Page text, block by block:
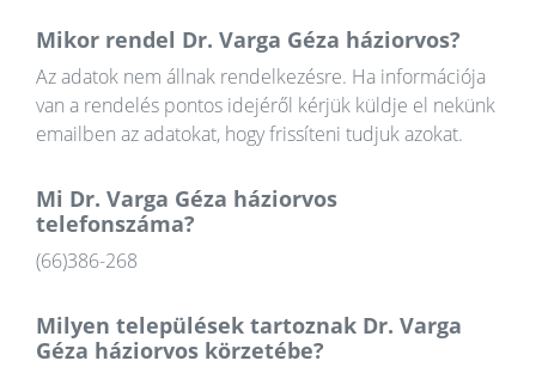
Mikor rendel Dr. Varga Géza háziorvos?
Az adatok nem állnak rendelkezésre. Ha információja
van a rendelés pontos idejéről kérjük küldje el nekünk
emailben az adatokat, hogy frissíteni tudjuk azokat.
Mi Dr. Varga Géza háziorvos
telefonszáma?
(66)386-268
Milyen települések tartoznak Dr. Varga
Géza háziorvos körzetébe?